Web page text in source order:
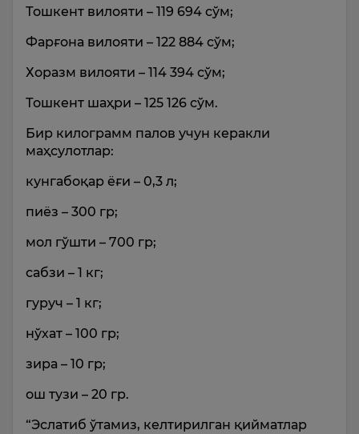
Тошкент вилояти – 119 694 сўм;
Фарғона вилояти – 122 884 сўм;
Хоразм вилояти – 114 394 сўм;
Тошкент шаҳри – 125 126 сўм.
Бир килограмм палов учун керакли
маҳсулотлар:
кунгабоқар ёғи – 0,3 л;
пиёз – 300 гр;
мол гўшти – 700 гр;
сабзи – 1 кг;
гуруч – 1 кг;
нўхат – 100 гр;
зира – 10 гр;
ош тузи – 20 гр.
“Эслатиб ўтамиз, келтирилган қийматлар